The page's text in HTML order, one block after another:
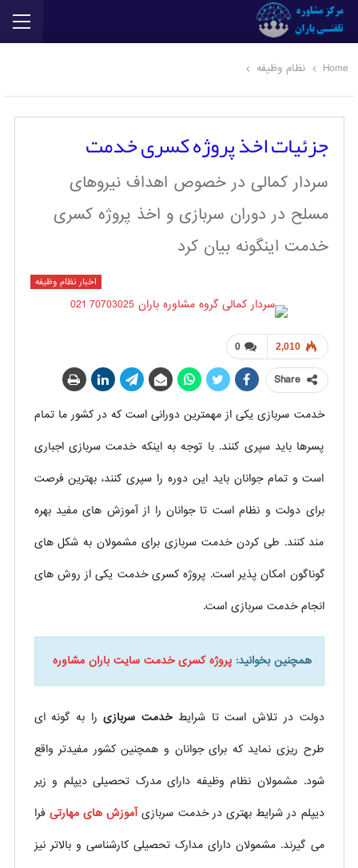
Home نظام وظیفه
جزئیات اخذ پروژه کسری خدمت
سردار کمالی در خصوص اهداف نیروهای
مسلح در دوران سربازی و اخذ پروژه کسری
خدمت اینگونه بیان کرد
اخبار نظام وظیفه
0 2,010
Share
خدمت سربازی یکی از مهمترین دورانی است که در کشور ما تمام
پسرها باید سپری کنند. با توجه به اینکه خدمت سربازی اجباری
است و تمام جوانان باید این دوره را سپری کنند، بهترین فرصت
برای دولت و نظام است تا جوانان را از آموزش های مفید بهره
مند کنند. طی کردن خدمت سربازی برای مشمولان به شکل های
گوناگون امکان پذیر است. پروژه کسری خدمت یکی از روش های
انجام خدمت سربازی است.
همچنین بخوانید:پروژه کسری خدمت سایت باران مشاوره
دولت در تلاش است تا شرایطخدمت سربازیرا به گونه ای
طرح ریزی نماید که برای جوانان و همچنین کشور مفیدتر واقع
شود. مشمولان نظام وظیفه دارای مدرک تحصیلی دیپلم و زیر
دیپلم در شرایط بهتری در خدمت سربازی آموزش های مهارتی فرا
می گیرند. مشمولان دارای مدارک تحصیلی کارشناسی و بالاتر نیز